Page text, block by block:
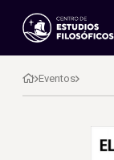
Eventos
Novedades
Investigación
Publicaciones
Eventos